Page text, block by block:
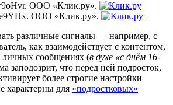
ООО «Клик.ру».
ООО «Клик.ру».
различные сигналы — например, с
как взаимодействует с контентом,
личных сообщениях (в духе «с днём 16-
заподозрит, что перед ней подросток,
более строгие настройки
характерны для «подростковых»